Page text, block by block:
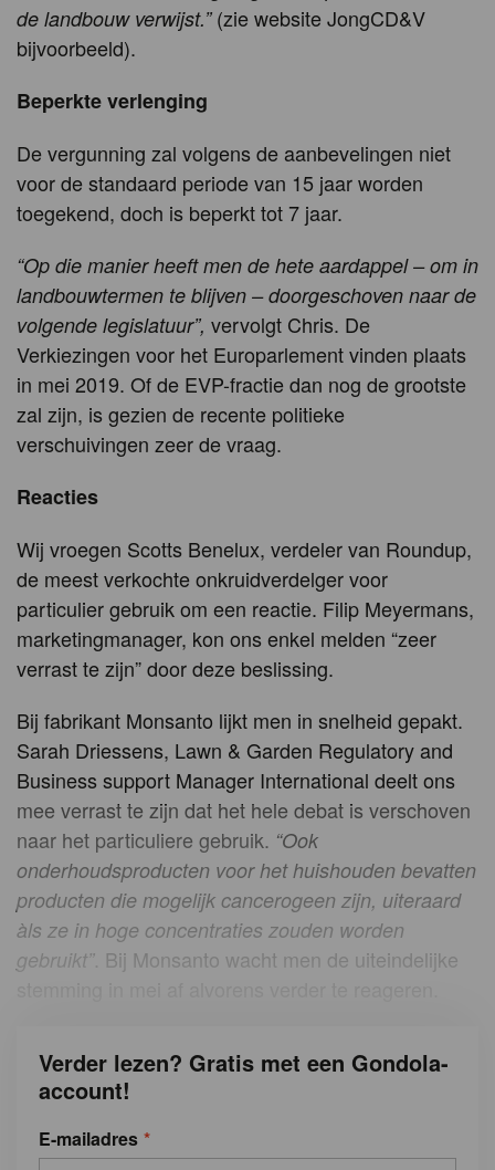
de landbouw verwijst.”(zie website JongCD&V
bijvoorbeeld).
Beperkte verlenging
De vergunning zal volgens de aanbevelingen niet
voor de standaard periode van 15 jaar worden
toegekend, doch is beperkt tot 7 jaar.
“Op die manier heeft men de hete aardappel – om in
landbouwtermen te blijven – doorgeschoven naar de
volgende legislatuur”, vervolgt Chris. De
Verkiezingen voor het Europarlement vinden plaats
in mei 2019. Of de EVP-fractie dan nog de grootste
zal zijn, is gezien de recente politieke
verschuivingen zeer de vraag.
Reacties
Wij vroegen Scotts Benelux, verdeler van Roundup,
de meest verkochte onkruidverdelger voor
particulier gebruik om een reactie. Filip Meyermans,
marketingmanager, kon ons enkel melden “zeer
verrast te zijn” door deze beslissing.
Bij fabrikant Monsanto lijkt men in snelheid gepakt.
Sarah Driessens, Lawn & Garden Regulatory and
Business support Manager International deelt ons
mee verrast te zijn dat het hele debat is verschoven
naar het particuliere gebruik. “Ook
onderhoudsproducten voor het huishouden bevatten
producten die mogelijk cancerogeen zijn, uiteraard
àls ze in hoge concentraties zouden worden
gebruikt”. Bij Monsanto wacht men de uiteindelijke
Verder lezen? Gratis met een Gondola-
account!
E-mailadres